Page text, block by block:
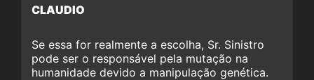
CLAUDIO
Se essa for realmente a escolha, Sr. Sinistro
pode ser o responsável pela mutação na
humanidade devido a manipulação genética.